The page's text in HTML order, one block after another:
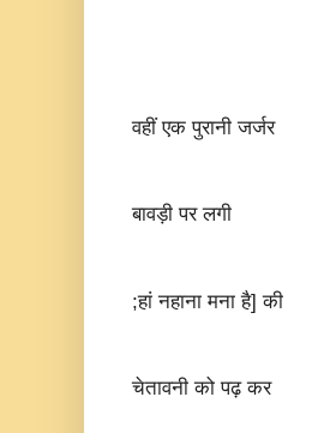
वहीं एक पुरानी जर्जर
बावड़ी पर लगी
;हां नहाना मना है] की
चेतावनी को पढ़ कर